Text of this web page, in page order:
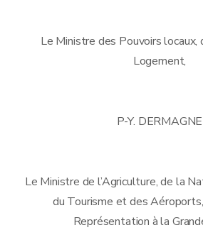
Le Ministre des Pouvoirs
Logement,
P-Y. DERMAGNE
Le Ministre de l’Agriculture, de la
du Tourisme et des
Représentation à la